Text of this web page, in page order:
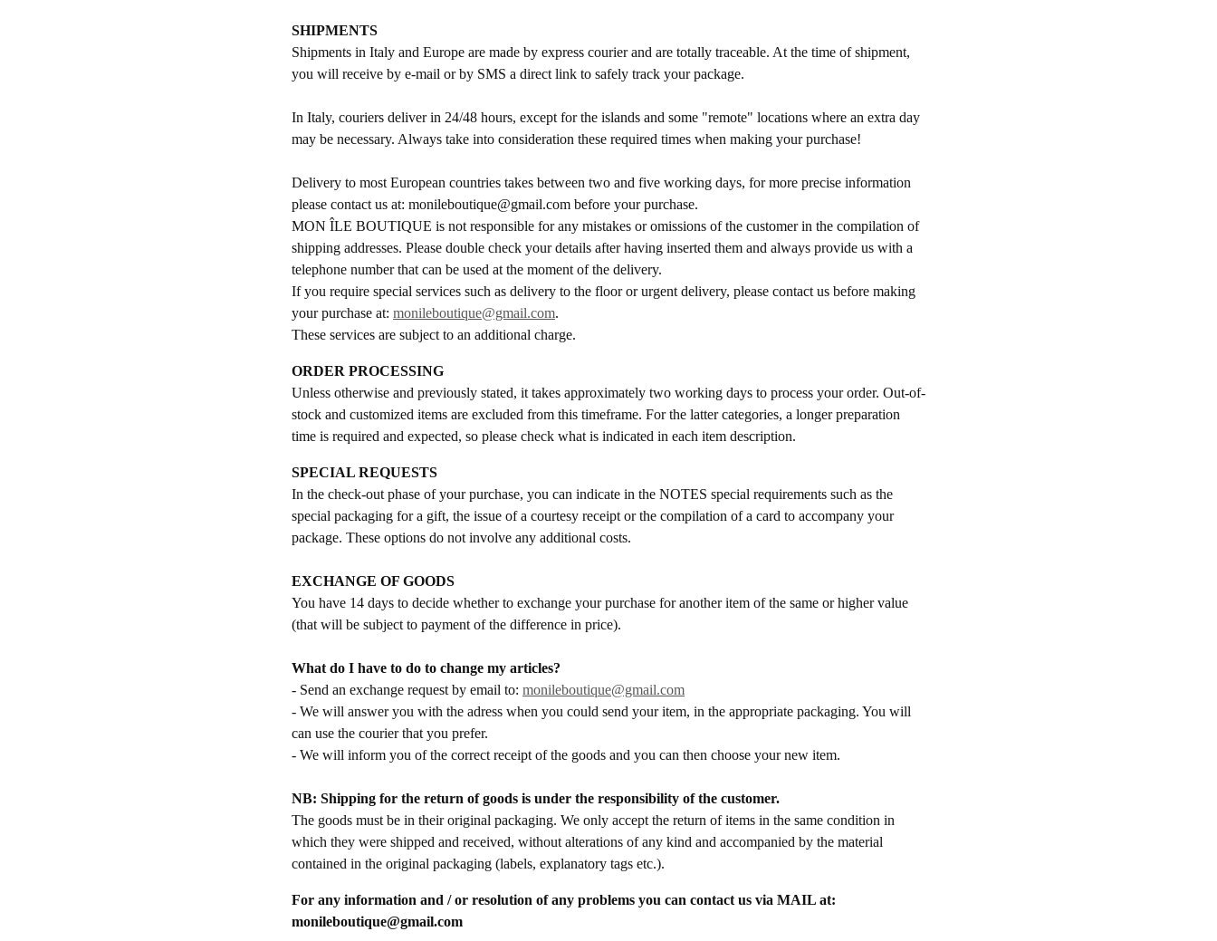
SHIPMENTS
Shipments in Italy and Europe are made by express courier and are totally traceable. At the time of shipment,
you will receive by e-mail or by SMS a direct link to safely track your package.
In Italy, couriers deliver in 24/48 hours, except for the islands and some "remote" locations where an extra day
may be necessary. Always take into consideration these required times when making your purchase!
Delivery to most European countries takes between two and five working days, for more precise information
please contact us at: monileboutique@gmail.com before your purchase.
MON ÎLE BOUTIQUE is not responsible for any mistakes or omissions of the customer in the compilation of
shipping addresses. Please double check your details after having inserted them and always provide us with a
telephone number that can be used at the moment of the delivery.
If you require special services such as delivery to the floor or urgent delivery, please contact us before making
your purchase at: monileboutique@gmail.com.
These services are subject to an additional charge.
ORDER PROCESSING
Unless otherwise and previously stated, it takes approximately two working days to process your order. Out-of-
stock and customized items are excluded from this timeframe. For the latter categories, a longer preparation
time is required and expected, so please check what is indicated in each item description.
SPECIAL REQUESTS
In the check-out phase of your purchase, you can indicate in the NOTES special requirements such as the
special packaging for a gift, the issue of a courtesy receipt or the compilation of a card to accompany your
package. These options do not involve any additional costs.
EXCHANGE OF GOODS
You have 14 days to decide whether to exchange your purchase for another item of the same or higher value
(that will be subject to payment of the difference in price).
What do I have to do to change my articles?
- Send an exchange request by email to: monileboutique@gmail.com
- We will answer you with the adress when you could send your item, in the appropriate packaging. You will
can use the courier that you prefer.
- We will inform you of the correct receipt of the goods and you can then choose your new item.
NB: Shipping for the return of goods is under the responsibility of the customer.
The goods must be in their original packaging. We only accept the return of items in the same condition in
which they were shipped and received, without alterations of any kind and accompanied by the material
contained in the original packaging (labels, explanatory tags etc.).
For any information and / or resolution of any problems you can contact us via MAIL at:
monileboutique@gmail.com